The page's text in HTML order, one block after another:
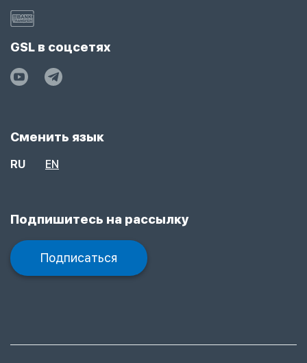
GSL в соцсетях
Сменить язык
RU EN
Подпишитесь на рассылку
Подписаться